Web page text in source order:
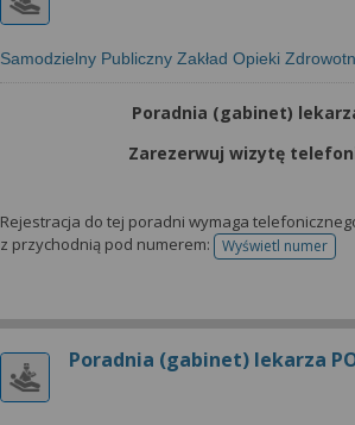
Samodzielny Publiczny Zakład Opieki
Poradnia (gabinet)
Zarezerwuj wizytę
Rejestracja do tej poradni wymaga
z przychodnią pod numerem:
Wyświetl numer
telefonu do
Poradnia (gabinet) lekarza